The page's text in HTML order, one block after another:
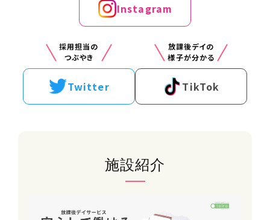
17:30
帰りの会・送迎
・永年勤続手当
雇用形態
正社員
実働8時間程度／シフト制
変形労働時間制（1か月単位：平均週
Instagram
採用担当の
つぶやき
Twitter
放課後デイの
様子が分かる
TikTok
施設紹介